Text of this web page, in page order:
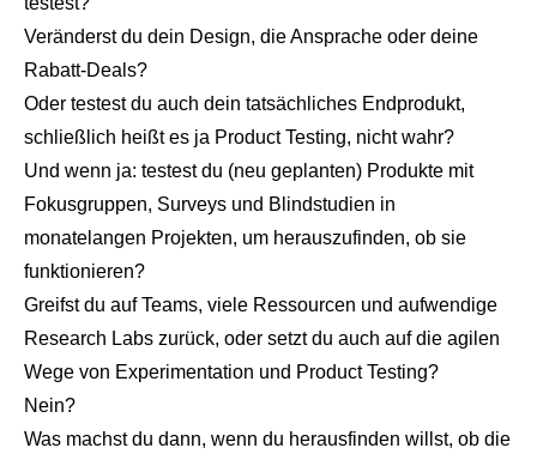
Veränderst du dein Design, die Ansprache oder deine
Rabatt-Deals?
Oder testest du auch dein tatsächliches Endprodukt,
schließlich heißt es ja Product Testing, nicht wahr?
Und wenn ja: testest du (neu geplanten) Produkte mit
Fokusgruppen, Surveys und Blindstudien in
monatelangen Projekten, um herauszufinden, ob sie
funktionieren?
Greifst du auf Teams, viele Ressourcen und aufwendige
Research Labs zurück, oder setzt du auch auf die agilen
Wege von Experimentation und Product Testing?
Nein?
Was machst du dann, wenn du herausfinden willst, ob die